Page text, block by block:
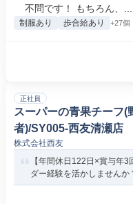
不問です！ もちろん、...
制服あり 歩合給あり +27個
正社員
スーパーの青果チーフ(
者)/SY005-西友清瀬店
株式会社西友
【年間休日122日×賞与年
ダー経験を活かしませんか